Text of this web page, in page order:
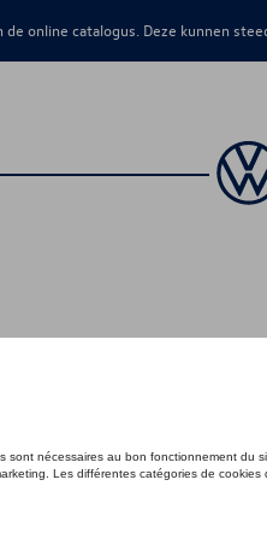
online catalogus. Deze kunnen